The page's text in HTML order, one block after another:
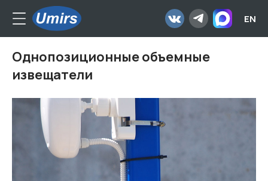
EN
Однопозиционные объемные
извещатели